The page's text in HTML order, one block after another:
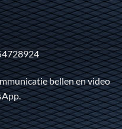
bellen en video